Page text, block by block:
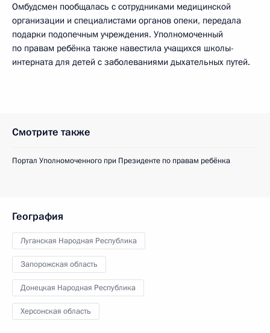
Омбудсмен пообщалась с сотрудниками медицинской
организации и специалистами органов опеки, передала
подарки подопечным учреждения. Уполномоченный
по правам ребёнка также навестила учащихся школы-
интерната для детей с заболеваниями дыхательных путей.
Смотрите также
Портал Уполномоченного при Президенте по правам ребёнка
География
Луганская Народная Республика
Запорожская область
Донецкая Народная Республика
Херсонская область